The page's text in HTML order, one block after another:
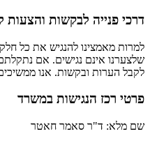
דרכי פנייה לבקשות והצעות
למרות מאמצינו להנגיש את כל
שלצערנו אינם נגישים. אם
לקבל הערות ובקשות. אנו
פרטי רכז הנגישות במשרד
שם מלא: ד"ר סאמר חאטר